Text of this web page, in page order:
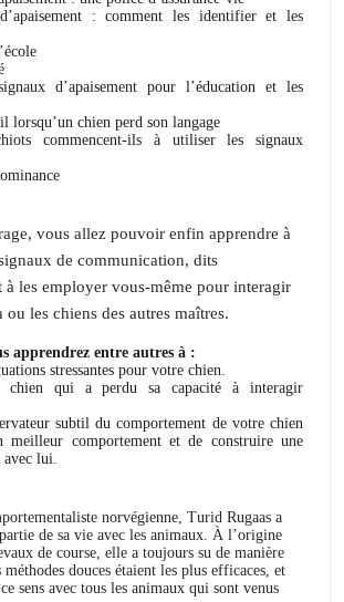
: comment les identifier et les
d’apaisement pour l’éducation et les
lorsqu’un chien perd son langage
commencent-ils à utiliser les signaux
vous allez pouvoir enfin apprendre à
de communication, dits
à les employer vous-même pour interagir
les chiens des autres maîtres.
apprendrez entre autres à :
stressantes pour votre chien.
chien qui a perdu sa capacité à interagir
subtil du comportement de votre chien
meilleur comportement et de construire une
lui.
norvégienne, Turid Rugaas a
de sa vie avec les animaux. À l’origine
de course, elle a toujours su de manière
douces étaient les plus efficaces, et
sens avec tous les animaux qui sont venus